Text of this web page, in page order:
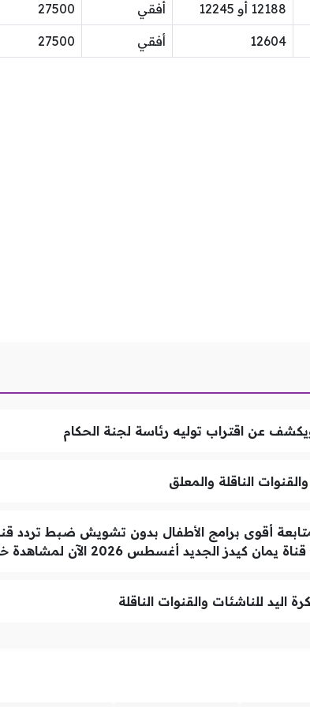
12188 أو 12245 أفقي 27500
12604 أفقي 27500
عن اقتراب توليه رئاسة لجنة الحكام
الناقلة والمعلق
أغسطس 2026 الآن لمشاهدة خالية من التقطيع
اليد للناشئات والقنوات الناقلة